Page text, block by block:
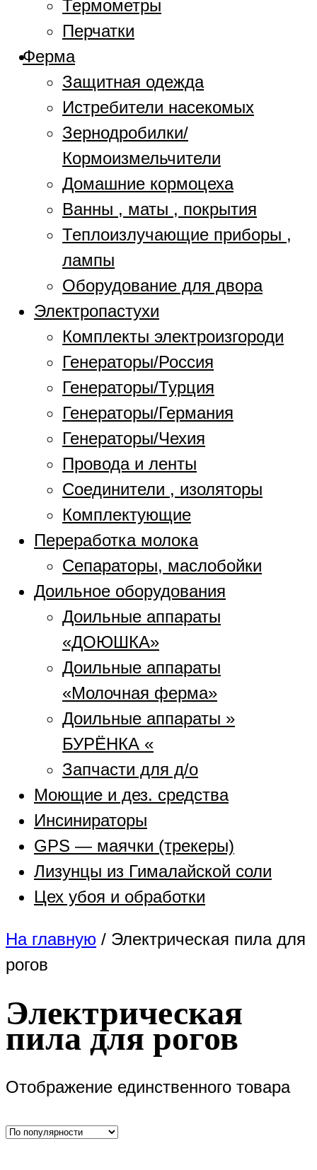
Термометры
Перчатки
Ферма
Защитная одежда
Истребители насекомых
Зернодробилки/
Кормоизмельчители
Домашние кормоцеха
Ванны , маты , покрытия
Теплоизлучающие приборы ,
лампы
Оборудование для двора
Электропастухи
Комплекты электроизгороди
Генераторы/Россия
Генераторы/Турция
Генераторы/Германия
Генераторы/Чехия
Провода и ленты
Соединители , изоляторы
Комплектующие
Переработка молока
Сепараторы, маслобойки
Доильное оборудования
Доильные аппараты
«ДОЮШКА»
Доильные аппараты
«Молочная ферма»
Доильные аппараты »
БУРЁНКА «
Запчасти для д/о
Моющие и дез. средства
Инсинираторы
GPS — маячки (трекеры)
Лизунцы из Гималайской соли
Цех убоя и обработки
На главную / Электрическая пила для
рогов
Электрическая
пила для рогов
Отображение единственного товара